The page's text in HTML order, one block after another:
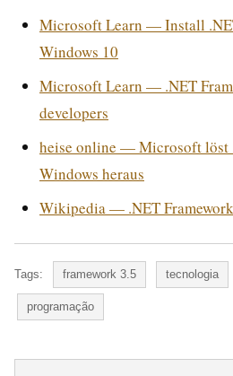
Microsoft Learn — Install
Windows 10
Microsoft Learn — .NET
developers
heise online — Microsoft löst
Windows heraus
Wikipedia — .NET Framework
Tags: framework 3.5 tecnologia
programação